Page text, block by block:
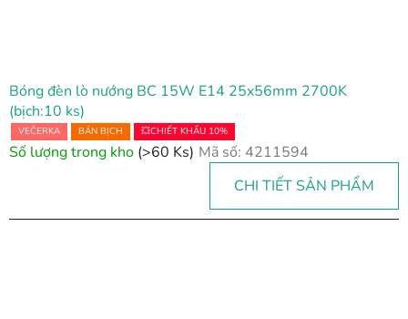
Bóng đèn lò nướng BC 15W E14 25x56mm 2700K
(bịch:10 ks)
VEČERKA BÁN BỊCH 💥CHIẾT KHẤU 10%
Số lượng trong kho (>60 Ks) Mã số: 4211594
CHI TIẾT SẢN PHẨM